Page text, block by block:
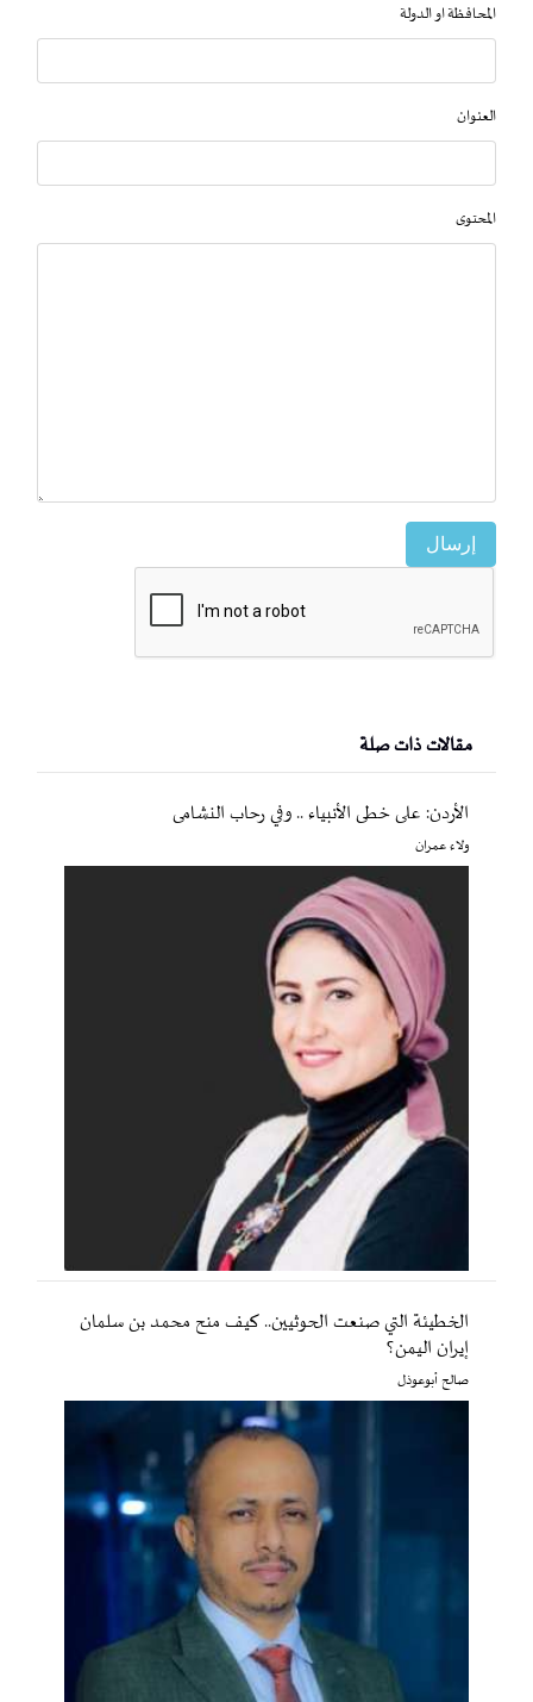
المحافظة او الدولة
العنوان
المحتوى
إرسال
مقالات ذات صلة
الأردن: على خطى الأنبياء .. وفي رحاب النشامى
ولاء عمران
الخطيئة التي صنعت الحوثيين.. كيف منح محمد بن سلمان
إيران اليمن؟
صالح أبوعوذل